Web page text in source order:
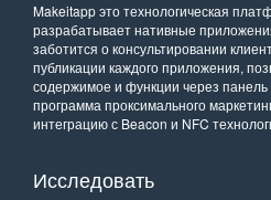
Makeitapp это технологическая
разрабатывает нативные
заботится о консультировании
публикации каждого приложения,
содержимое и функции через панель
программа проксимального
интеграцию с Beacon и NFC
Исследовать